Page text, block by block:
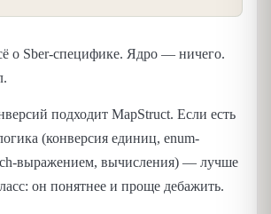
о Sber-специфике. Ядро — ничего.
подходит MapStruct. Если есть
(конверсия единиц, enum-
выражением, вычисления) — лучше
он понятнее и проще дебажить.